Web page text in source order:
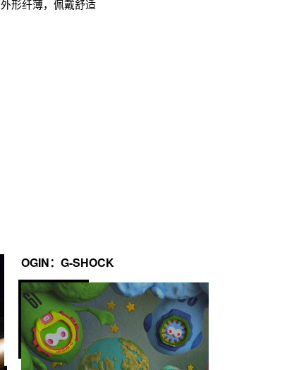
外形纤薄，佩戴舒适
OGIN：G-SHOCK